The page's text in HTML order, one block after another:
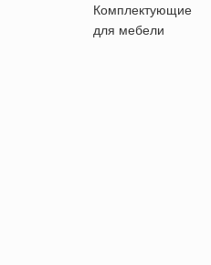
Комплектующие
для мебели